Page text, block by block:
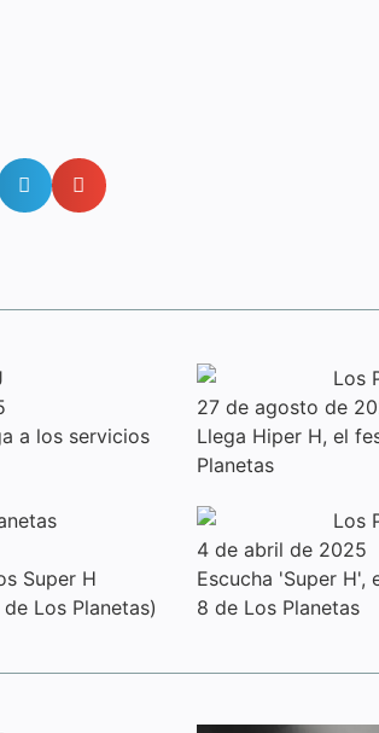
a los servicios
27 de agosto de
Llega Hiper H, el
Planetas
Super H
Los Planetas)
4 de abril de 2025
Escucha 'Super H',
8 de Los Planetas